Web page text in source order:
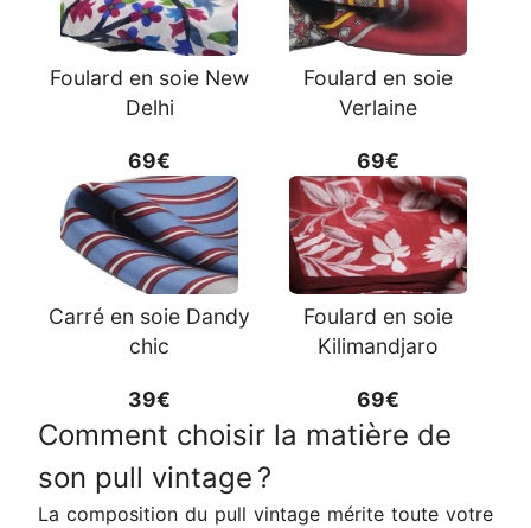
Foulard en soie New
Delhi
69€
Foulard en soie
Verlaine
69€
Carré en soie Dandy
chic
39€
Foulard en soie
Kilimandjaro
69€
Comment choisir la matière de
son pull vintage ?
La composition du pull vintage mérite toute votre